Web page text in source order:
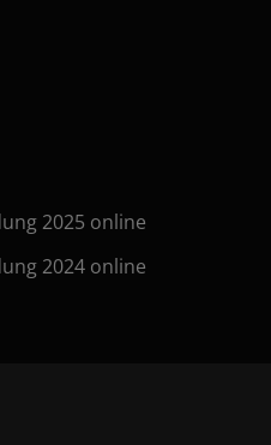
2025 online
2024 online